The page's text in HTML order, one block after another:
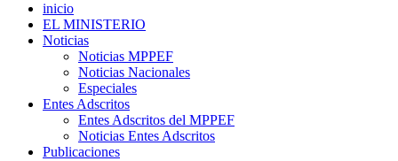
inicio
EL MINISTERIO
Noticias
Noticias MPPEF
Noticias Nacionales
Especiales
Entes Adscritos
Entes Adscritos del MPPEF
Noticias Entes Adscritos
Publicaciones